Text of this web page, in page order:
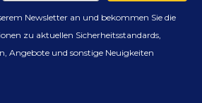
Newsletter an und bekommen Sie die
zu aktuellen Sicherheitsstandards,
Angebote und sonstige Neuigkeiten